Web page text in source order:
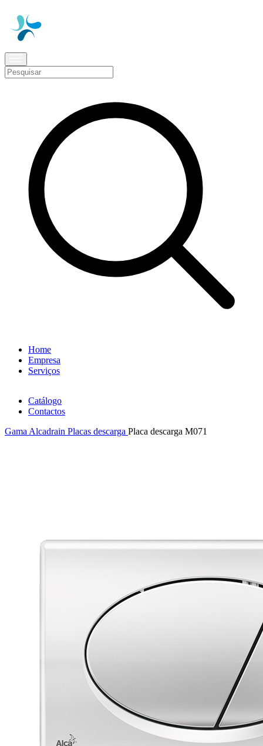
Home
Empresa
Serviços
Catálogo
Contactos
Gama Alcadrain Placas descarga Placa descarga M071